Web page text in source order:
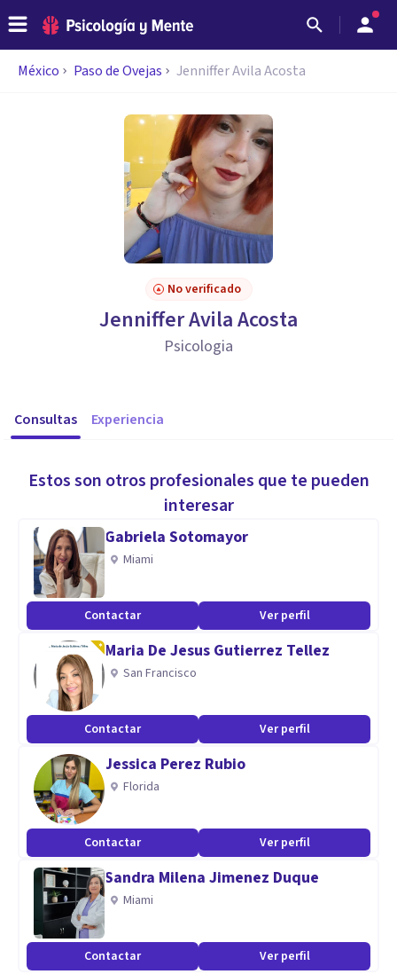
México Paso de Ovejas Jenniffer Avila Acosta
No verificado
Jenniffer Avila Acosta
Psicologia
Consultas Experiencia
Estos son otros profesionales que te pueden
interesar
Gabriela Sotomayor
Miami
Contactar Ver perfil
Maria De Jesus Gutierrez Tellez
San Francisco
Contactar Ver perfil
Jessica Perez Rubio
Florida
Contactar Ver perfil
Sandra Milena Jimenez Duque
Miami
Contactar Ver perfil